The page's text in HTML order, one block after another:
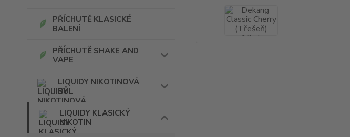
PŘÍCHUTĚ KLASICKÉ
BALENÍ
PŘÍCHUTĚ SHAKE AND
VAPE
LIQUIDY NIKOTINOVÁ
SŮL
LIQUIDY KLASICKÝ
NIKOTIN